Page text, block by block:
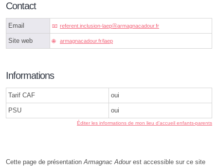
Contact
Email referent.inclusion-laepⓐarmagnacadour.fr
Site web armagnacadour.fr/laep
Informations
Tarif CAF oui
PSU oui
Éditer les informations de mon lieu d'accueil enfants-parents
Cette page de présentationArmagnac Adourest accessible sur ce site